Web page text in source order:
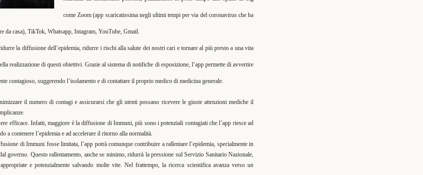
come Zoom (app scaricatissima negli ultimi tempi per via del coronavirus che ha
da casa), TikTok, Whatsapp, Intagram, YouTube, Gmail.
la diffusione dell’epidemia, ridurre i rischi alla salute dei nostri cari e tornare al più presto a una vita
realizzazione di questi obiettivi. Grazie al sistema di notifiche di esposizione, l’app permette di avvertire
contagioso, suggerendo l’isolamento e di contattare il proprio medico di medicina generale.
il numero di contagi e assicurarsi che gli utenti possano ricevere le giuste attenzioni mediche il
efficace. Infatti, maggiore è la diffusione di Immuni, più sono i potenziali contagiati che l’app riesce ad
a contenere l’epidemia e ad accelerare il ritorno alla normalità.
di Immuni fosse limitata, l’app potrà comunque contribuire a rallentare l’epidemia, specialmente in
governo. Questo rallentamento, anche se minimo, ridurrà la pressione sul Servizio Sanitario Nazionale,
e potenzialmente salvando molte vite. Nel frattempo, la ricerca scientifica avanza verso un